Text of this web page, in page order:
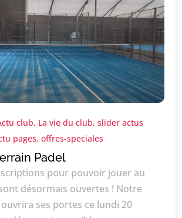
Padel
club, La vie du club,slider actus
pages,offres-speciales
pour pouvoir jouer au
désormais ouvertes ! Notre
ses portes ce lundi 20